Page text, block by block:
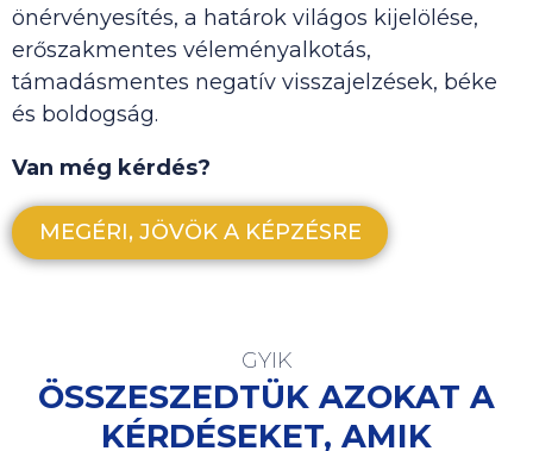
önérvényesítés, a határok világos kijelölése,
erőszakmentes véleményalkotás,
támadásmentes negatív visszajelzések, béke
és boldogság.
Van még kérdés?
MEGÉRI, JÖVÖK A KÉPZÉSRE
GYIK
ÖSSZESZEDTÜK AZOKAT A
KÉRDÉSEKET, AMIK